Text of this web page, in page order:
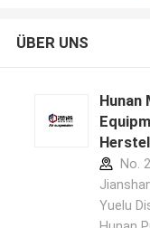
ÜBER UNS
Hunan
No.
Yuelu